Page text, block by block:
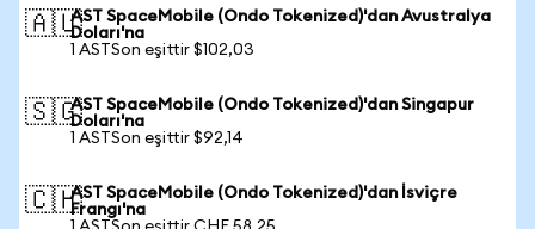
🇦🇺AST SpaceMobile (Ondo Tokenized)'dan Avustralya
Doları'na
1 ASTSon eşittir $102,03
🇸🇬AST SpaceMobile (Ondo Tokenized)'dan Singapur
Doları'na
1 ASTSon eşittir $92,14
🇨🇭AST SpaceMobile (Ondo Tokenized)'dan İsviçre
Frangı'na